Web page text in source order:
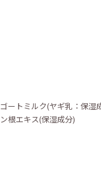
ゴートミルク(ヤギ乳：保湿
ン根エキス(保湿成分)